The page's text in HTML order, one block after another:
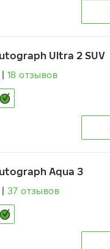
Ultra 2 SUV
18 отзывов
Aqua 3
37 отзывов